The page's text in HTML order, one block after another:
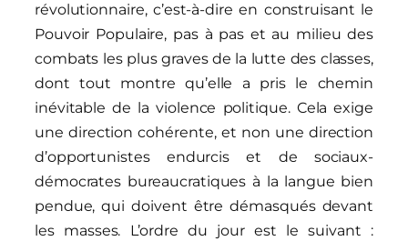
révolutionnaire, c’est-à-dire en construisant le
Pouvoir Populaire, pas à pas et au milieu des
combats les plus graves de la lutte des classes,
dont tout montre qu’elle a pris le chemin
inévitable de la violence politique. Cela exige
une direction cohérente, et non une direction
d’opportunistes endurcis et de sociaux-
démocrates bureaucratiques à la langue bien
pendue, qui doivent être démasqués devant
les masses. L’ordre du jour est le suivant :